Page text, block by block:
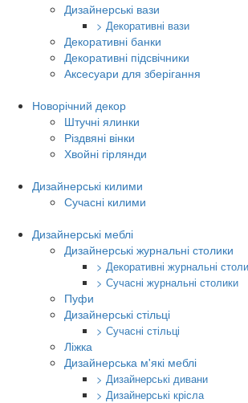
Дизайнерські вази
> Декоративні вази
Декоративні банки
Декоративні підсвічники
Аксесуари для зберігання
Новорічний декор
Штучні ялинки
Різдвяні вінки
Хвойні гірлянди
Дизайнерські килими
Сучасні килими
Дизайнерські меблі
Дизайнерські журнальні столики
> Декоративні журнальні
> Сучасні журнальні столики
Пуфи
Дизайнерські стільці
> Сучасні стільці
Ліжка
Дизайнерська м'які меблі
> Дизайнерські дивани
> Дизайнерські крісла